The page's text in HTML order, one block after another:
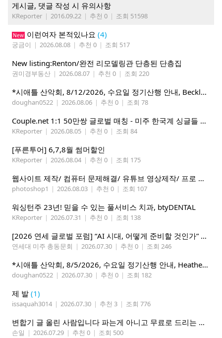
게시글, 댓글 작성 시 유의사항
KReporter | 2016.09.22 | 추천 0 | 조회 51598
New 이런여자 본적있나요 (4)
궁금이 | 2026.08.08 | 추천 0 | 조회 517
New listing:Renton/완전 리모델링관 단층된 단층집
권미경부동산 | 2026.08.07 | 추천 0 | 조회 220
*시애틀 산악회, 8/12/2026, 수요일 정기산행 안내, Beckler Peak*
doughan0522 | 2026.08.06 | 추천 0 | 조회 78
Couple.net 1:1 50만쌍 글로벌 매칭 - 미주 한국계 싱글들 모이세요
KReporter | 2026.08.05 | 추천 0 | 조회 84
[푸른투어] 6,7,8월 썸머할인
KReporter | 2026.08.04 | 추천 0 | 조회 175
웹사이트 제작/ 컴퓨터 문제해결/ 유튜브 영상제작/ 프로 사진촬영
photoshop1 | 2026.08.03 | 추천 0 | 조회 107
워싱턴주 23년! 믿을 수 있는 풀서비스 치과, btyDENTAL
KReporter | 2026.07.31 | 추천 0 | 조회 138
[2026 연세 글로벌 포럼] “AI 시대, 어떻게 준비할 것인가” 8월 7-10일 벨뷰 개최
연세대 미주 총동문회 | 2026.07.30 | 추천 0 | 조회 246
*시애틀 산악회, 8/5/2026, 수요일 정기산행 안내, Heather Lake*
doughan0522 | 2026.07.30 | 추천 0 | 조회 182
제 발 (1)
issaquah3014 | 2026.07.30 | 추천 3 | 조회 776
변합기 글 올린 사람입니다 파는게 아니고 무료로 드리는 겁니다 필요하신분 연락처 남겨주시면 됩니다
손일 | 2026.07.29 | 추천 0 | 조회 500